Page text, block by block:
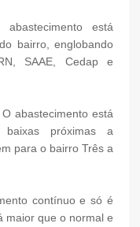
está
bairro, englobando
SAAE , Cedap e
abastecimento está
próximas a
para o bairro Três a
contínuo e só é
maior que o normal e